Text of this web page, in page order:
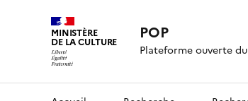
MINISTÈRE
DE LA CULTURE POP
Plateforme ouverte